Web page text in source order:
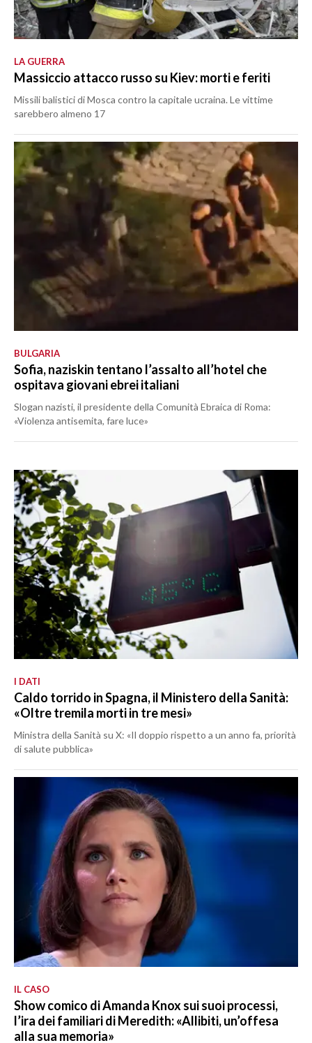
LA GUERRA
Massiccio attacco russo su Kiev: morti e feriti
Missili balistici di Mosca contro la capitale ucraina. Le vittime
sarebbero almeno 17
BULGARIA
Sofia, naziskin tentano l’assalto all’hotel che
ospitava giovani ebrei italiani
Slogan nazisti, il presidente della Comunità Ebraica di Roma:
«Violenza antisemita, fare luce»
I DATI
Caldo torrido in Spagna, il Ministero della Sanità:
«Oltre tremila morti in tre mesi»
Ministra della Sanità su X: «Il doppio rispetto a un anno fa, priorità
di salute pubblica»
IL CASO
Show comico di Amanda Knox sui suoi processi,
l’ira dei familiari di Meredith: «Allibiti, un’offesa
alla sua memoria»